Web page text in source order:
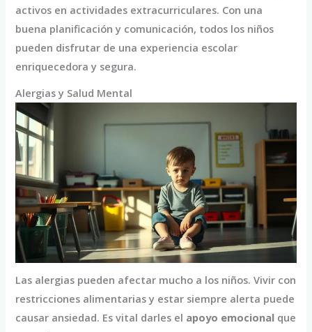
activos en actividades extracurriculares. Con una
buena planificación y comunicación, todos los niños
pueden disfrutar de una experiencia escolar
enriquecedora y segura.
Alergias y Salud Mental
Las alergias pueden afectar mucho a los niños. Vivir con
restricciones alimentarias y estar siempre alerta puede
causar ansiedad. Es vital darles el apoyo emocional que